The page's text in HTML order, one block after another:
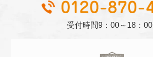
受付時間9：00～18：00